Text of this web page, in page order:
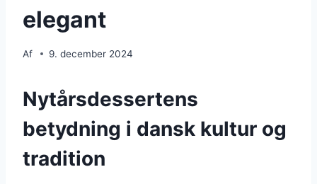
elegant
Af 9. december 2024
Nytårsdessertens
betydning i dansk kultur og
tradition